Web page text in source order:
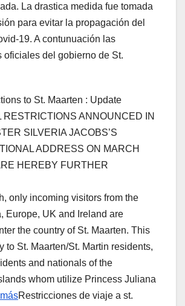
La drastica medida fue tomada
para evitar la propagación del
19. A contunuación las
oficiales del gobierno de St.
to St. Maarten : Update
RESTRICTIONS ANNOUNCED IN
SILVERIA JACOBS’S
ADDRESS ON MARCH
HEREBY FURTHER
only incoming visitors from the
Europe, UK and Ireland are
the country of St. Maarten. This
to St. Maarten/St. Martin residents,
and nationals of the
whom utilize Princess Juliana
Restricciones de viaje a st.